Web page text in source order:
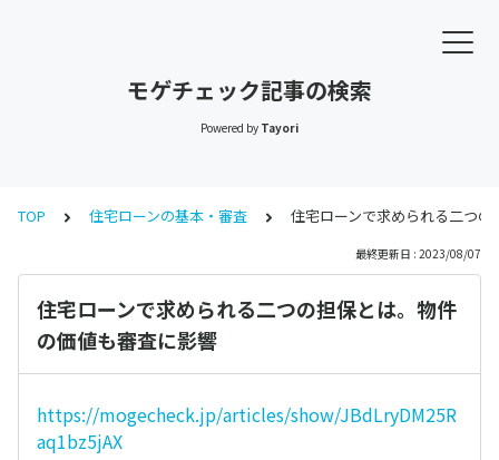
モゲチェック記事の検索
Powered by Tayori
TOP 住宅ローンの基本・審査 住宅ローンで求められる二つ
最終更新日 : 2023/08/07
住宅ローンで求められる二つの担保とは。物件
の価値も審査に影響
https://mogecheck.jp/articles/show/JBdLryDM25R
aq1bz5jAX